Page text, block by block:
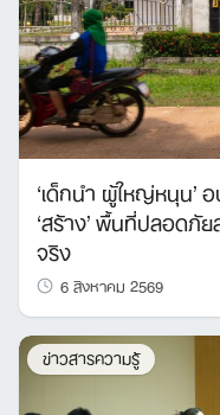
‘เด็กนำ ผู้ใหญ่หนุน’
‘สร้าง’ พื้นที่ปลอดภั
จริง
6 สิงหาคม 2569
ข่าวสารความรู้